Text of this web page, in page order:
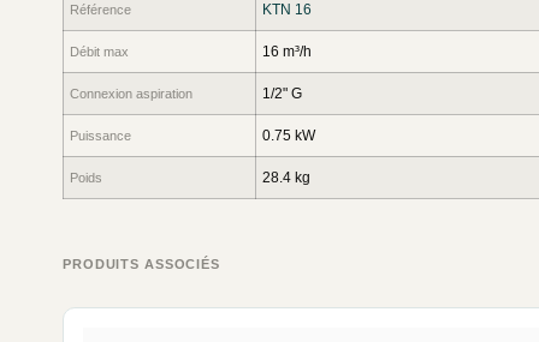
Référence KTN 16
Débit max 16 m³/h
Connexion aspiration 1/2" G
Puissance 0.75 kW
Poids 28.4 kg
PRODUITS ASSOCIÉS